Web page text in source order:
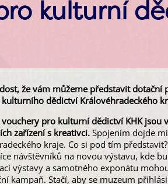
kulturní
že vám můžeme představit
dědictví Královéhradeckého
vouchery pro kulturní dědictví KHK
zařízení s kreativci.Spojením dojde
kraje. Co si pod tím
návštěvníků na novou výstavu, kde
výstavy a samotného exponátu
kampaň. Stačí, aby se muzeum